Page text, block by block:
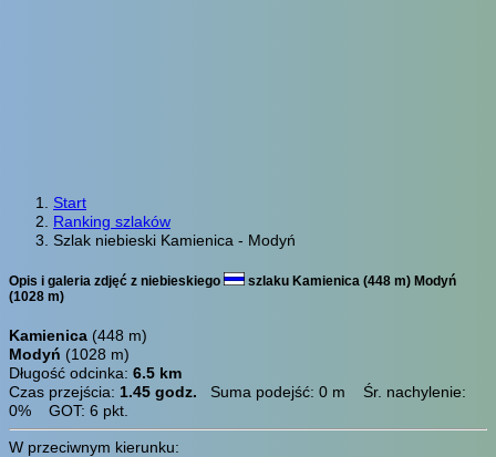
Start
Ranking szlaków
Szlak niebieski Kamienica - Modyń
Opis i galeria zdjęć z niebieskiego
szlaku Kamienica (448 m) Modyń
(1028 m)
Kamienica (448 m)
Modyń (1028 m)
Długość odcinka: 6.5 km
Czas przejścia: 1.45 godz. Suma podejść: 0 m Śr. nachylenie:
0% GOT: 6 pkt.
W przeciwnym kierunku: